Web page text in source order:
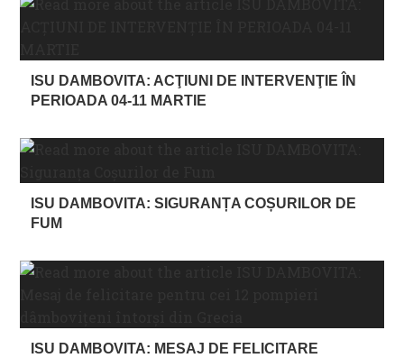
ISU DAMBOVITA: ACŢIUNI DE INTERVENŢIE ÎN
PERIOADA 04-11 MARTIE
ISU DAMBOVITA: SIGURANȚA COȘURILOR DE
FUM
ISU DAMBOVITA: MESAJ DE FELICITARE